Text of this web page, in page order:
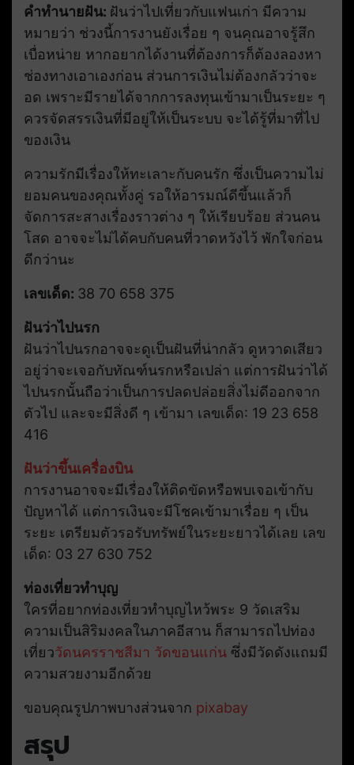
คำทำนายฝัน: ฝันว่าไปเที่ยวกับแฟนเก่า มีความ
หมายว่า ช่วงนี้การงานยังเรื่อย ๆ จนคุณอาจรู้สึก
เบื่อหน่าย หากอยากได้งานที่ต้องการก็ต้องลองหา
ช่องทางเอาเองก่อน ส่วนการเงินไม่ต้องกลัวว่าจะ
อด เพราะมีรายได้จากการลงทุนเข้ามาเป็นระยะ ๆ
ควรจัดสรรเงินที่มีอยู่ให้เป็นระบบ จะได้รู้ที่มาที่ไป
ของเงิน
ความรักมีเรื่องให้ทะเลาะกับคนรัก ซึ่งเป็นความไม่
ยอมคนของคุณทั้งคู่ รอให้อารมณ์ดีขึ้นแล้วก็
จัดการสะสางเรื่องราวต่าง ๆ ให้เรียบร้อย ส่วนคน
โสด อาจจะไม่ได้คบกับคนที่วาดหวังไว้ พักใจก่อน
ดีกว่านะ
เลขเด็ด: 38 70 658 375
ฝันว่าไปนรก
ฝันว่าไปนรกอาจจะดูเป็นฝันที่น่ากลัว ดูหวาดเสียว
อยู่ว่าจะเจอกับทัณฑ์นรกหรือเปล่า แต่การฝันว่าได้
ไปนรกนั้นถือว่าเป็นการปลดปล่อยสิ่งไม่ดีออกจาก
ตัวไป และจะมีสิ่งดี ๆ เข้ามา เลขเด็ด: 19 23 658
416
ฝันว่าขึ้นเครื่องบิน
การงานอาจจะมีเรื่องให้ติดขัดหรือพบเจอเข้ากับ
ปัญหาได้ แต่การเงินจะมีโชคเข้ามาเรื่อย ๆ เป็น
ระยะ เตรียมตัวรอรับทรัพย์ในระยะยาวได้เลย เลข
เด็ด: 03 27 630 752
ท่องเที่ยวทำบุญ
ใครที่อยากท่องเที่ยวทำบุญไหว้พระ 9 วัดเสริม
ความเป็นสิริมงคลในภาคอีสาน ก็สามารถไปท่อง
เที่ยววัดนครราชสีมา วัดขอนแก่น ซึ่งมีวัดดังแถมมี
ความสวยงามอีกด้วย
ขอบคุณรูปภาพบางส่วนจาก pixabay
สรุป